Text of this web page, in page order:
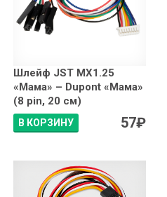
Шлейф JST MX1.25
«Мама» – Dupont «Мама»
(8 pin, 20 см)
В КОРЗИНУ 57₽